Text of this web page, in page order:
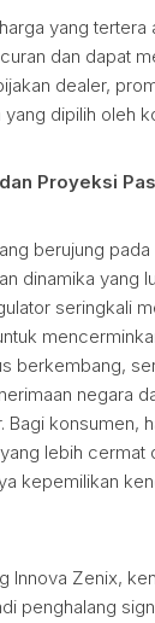
yang tertera
dan dapat
dealer,
dipilih oleh
Proyeksi
berujung
dinamika yang
seringkali
berkembang,
negara
Bagi konsumen,
lebih cermat
kepemilikan
Innova Zenix,
penghalang